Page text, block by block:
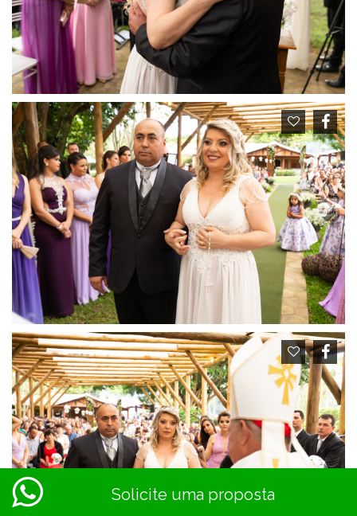
Solicite uma proposta